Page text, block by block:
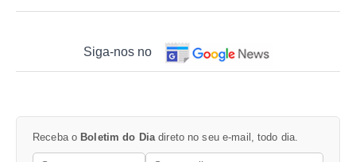
Siga-nos no
Receba o Boletim do Diadireto no seu e-mail, todo dia.